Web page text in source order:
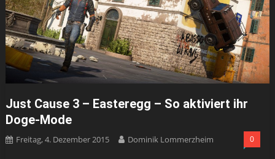
Just Cause 3 – Easteregg – So aktiviert ihr
Doge-Mode
Freitag, 4. Dezember 2015 Dominik Lommerzheim 0